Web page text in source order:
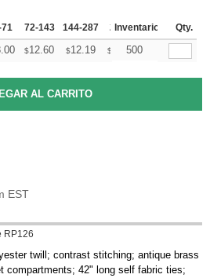
72-143 144-287 288 + Mas
Inventario Qty.
$12.60 $12.19 $ 11.98
500
EST
RP126
twill; contrast stitching; antique brass
compartments; 42" long self fabric ties;